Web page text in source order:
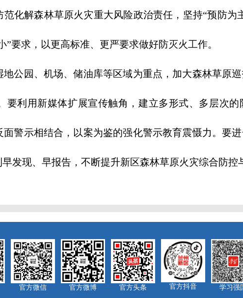
化解森林草原火灾重大风险政治责任，坚持“预防为
要求，以更高标准、更严要求做好防灭火工作。
园、机场、储油库等区域为重点，加大森林草原巡
要利用新媒体扩展宣传触角，建立多形式、多层次
警示相结合，以案为鉴的强化警示教育震慑力。要
发现、早报告，不断提升新区森林草原火灾综合防控
官方微信 官方微博 官方头条 官方抖音 学习强